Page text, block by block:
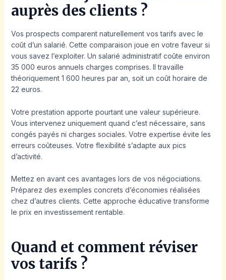
auprès des clients ?
Vos prospects comparent naturellement vos tarifs avec le
coût d’un salarié. Cette comparaison joue en votre faveur si
vous savez l’exploiter. Un salarié administratif coûte environ
35 000 euros annuels charges comprises. Il travaille
théoriquement 1 600 heures par an, soit un coût horaire de
22 euros.
Votre prestation apporte pourtant une valeur supérieure.
Vous intervenez uniquement quand c’est nécessaire, sans
congés payés ni charges sociales. Votre expertise évite les
erreurs coûteuses. Votre flexibilité s’adapte aux pics
d’activité.
Mettez en avant ces avantages lors de vos négociations.
Préparez des exemples concrets d’économies réalisées
chez d’autres clients. Cette approche éducative transforme
le prix en investissement rentable.
Quand et comment réviser
vos tarifs ?